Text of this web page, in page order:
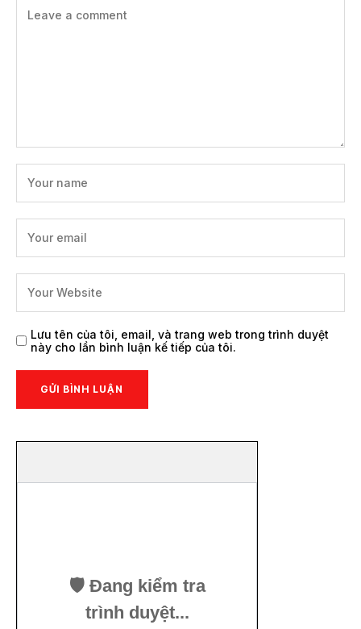
Lưu tên của tôi, email, và trang web trong trình duyệt
này cho lần bình luận kế tiếp của tôi.